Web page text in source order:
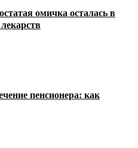
омичка осталась в
пенсионера: как